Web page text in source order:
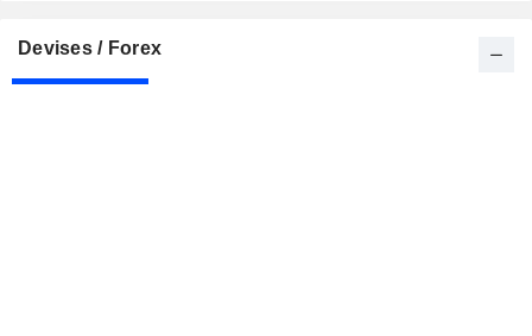
Devises / Forex